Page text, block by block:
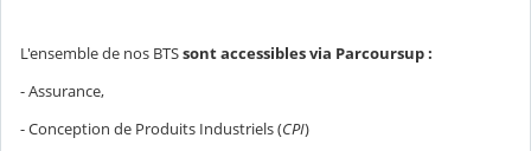
L'ensemble de nos BTSsont accessibles via Parcoursup :
- Assurance,
- Conception de Produits Industriels (CPI)